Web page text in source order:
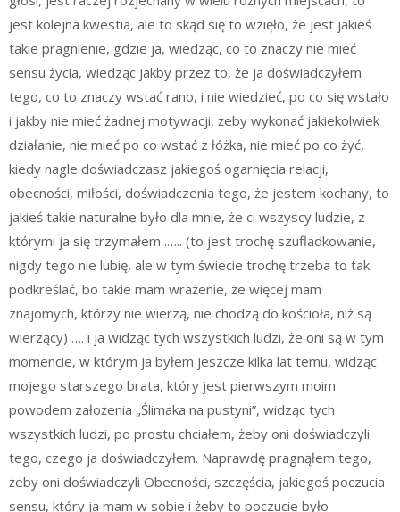
jest kolejna kwestia, ale to skąd się to wzięło, że jest jakieś
takie pragnienie, gdzie ja, wiedząc, co to znaczy nie mieć
sensu życia, wiedząc jakby przez to, że ja doświadczyłem
tego, co to znaczy wstać rano, i nie wiedzieć, po co się wstało
i jakby nie mieć żadnej motywacji, żeby wykonać jakiekolwiek
działanie, nie mieć po co wstać z łóżka, nie mieć po co żyć,
kiedy nagle doświadczasz jakiegoś ogarnięcia relacji,
obecności, miłości, doświadczenia tego, że jestem kochany, to
jakieś takie naturalne było dla mnie, że ci wszyscy ludzie, z
którymi ja się trzymałem .….. (to jest trochę szufladkowanie,
nigdy tego nie lubię, ale w tym świecie trochę trzeba to tak
podkreślać, bo takie mam wrażenie, że więcej mam
znajomych, którzy nie wierzą, nie chodzą do kościoła, niż są
wierzący) …. i ja widząc tych wszystkich ludzi, że oni są w tym
momencie, w którym ja byłem jeszcze kilka lat temu, widząc
mojego starszego brata, który jest pierwszym moim
powodem założenia „Ślimaka na pustyni”, widząc tych
wszystkich ludzi, po prostu chciałem, żeby oni doświadczyli
tego, czego ja doświadczyłem. Naprawdę pragnąłem tego,
żeby oni doświadczyli Obecności, szczęścia, jakiegoś poczucia
sensu, który ja mam w sobie i żeby to poczucie było